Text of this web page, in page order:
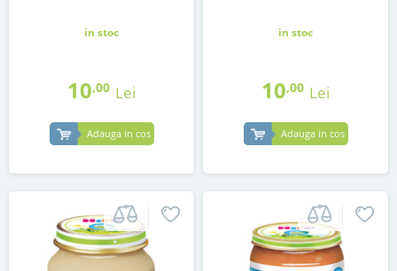
in stoc
10,00 Lei
Adauga in cos
in stoc
10,00 Lei
Adauga in cos